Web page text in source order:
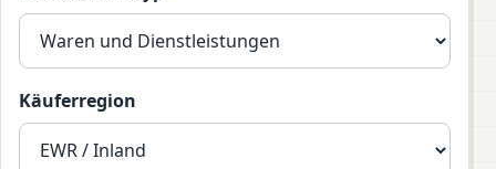
Käuferregion